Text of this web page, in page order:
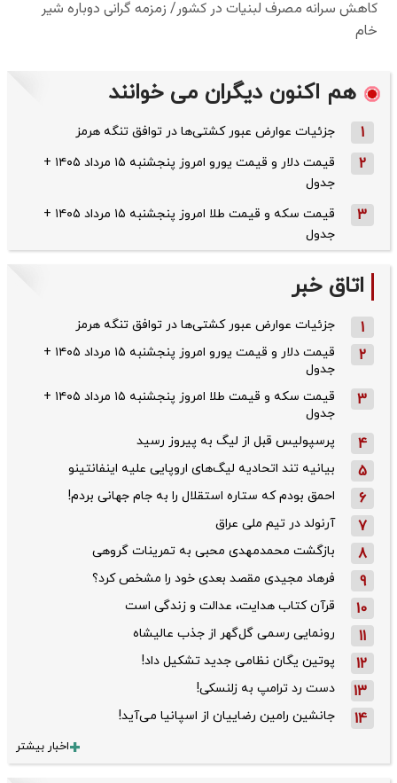
هم اکنون دیگران می خوانند
1 جزئیات عوارض عبور کشتی‌ها در توافق تنگه هرمز
2
قیمت دلار و قیمت یورو امروز پنجشنبه ۱۵ مرداد ۱۴۰۵ +
جدول
3
قیمت سکه و قیمت طلا امروز پنجشنبه ۱۵ مرداد ۱۴۰۵ +
جدول
اتاق خبر
1 جزئیات عوارض عبور کشتی‌ها در توافق تنگه هرمز
2
قیمت دلار و قیمت یورو امروز پنجشنبه ۱۵ مرداد ۱۴۰۵ +
جدول
3
قیمت سکه و قیمت طلا امروز پنجشنبه ۱۵ مرداد ۱۴۰۵ +
جدول
4 پرسپولیس قبل از لیگ به پیروز رسید
5 بیانیه تند اتحادیه لیگ‌های اروپایی علیه اینفانتینو
6 احمق بودم که ستاره استقلال را به جام جهانی بردم!
7 آرنولد در تیم ملی عراق
8 بازگشت محمدمهدی محبی به تمرینات گروهی
9 فرهاد مجیدی مقصد بعدی خود را مشخص کرد؟
10 قرآن کتاب هدایت، عدالت و زندگی است
11 رونمایی رسمی گل‌گهر از جذب عالیشاه
12 پوتین یگان نظامی جدید تشکیل داد!
13 دست رد ترامپ به زلنسکی!
14 جانشین رامین رضاییان از اسپانیا می‌آید!
اخبار بیشتر